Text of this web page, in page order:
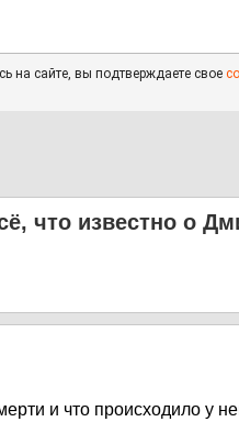
на сайте, вы подтверждаете свое
что известно о
и что происходило у